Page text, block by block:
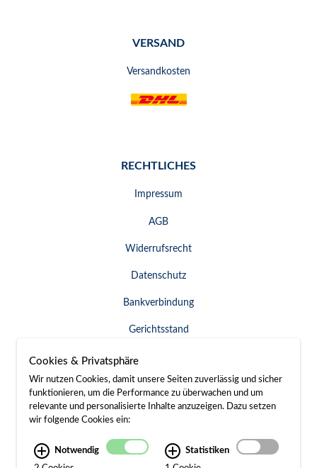
VERSAND
Versandkosten
RECHTLICHES
Impressum
AGB
Widerrufsrecht
Datenschutz
Bankverbindung
Gerichtsstand
Widerruf erklären
SERVICE & KONTAKT
Besuch / Anfahrt
Cookies & Privatsphäre
Wir nutzen Cookies, damit unsere Seiten zuverlässig und sicher
funktionieren, um die Performance zu überwachen und um
relevante und personalisierte Inhalte anzuzeigen. Dazu setzen
wir folgende Cookies ein:
Notwendig Statistiken